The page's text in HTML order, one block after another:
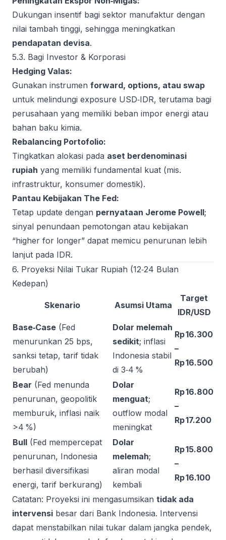
Dukungan insentif bagi sektor manufaktur dengan
nilai tambah tinggi, sehingga meningkatkan
pendapatan devisa.
5.3. Bagi Investor & Korporasi
Hedging Valas:
Gunakan instrumen forward, options, atau swap
untuk melindungi exposure USD‑IDR, terutama bagi
perusahaan yang memiliki beban impor energi atau
bahan baku kimia.
Rebalancing Portofolio:
Tingkatkan alokasi pada aset berdenominasi
rupiah yang memiliki fundamental kuat (mis.
infrastruktur, konsumer domestik).
Pantau Kebijakan The Fed:
Tetap update dengan pernyataan Jerome Powell;
sinyal penundaan pemotongan atau kebijakan
“higher for longer” dapat memicu penurunan lebih
lanjut pada IDR.
6. Proyeksi Nilai Tukar Rupiah (12‑24 Bulan
Kedepan)
Skenario Asumsi Utama
Target
IDR/USD
Base‑Case (Fed
menurunkan 25 bps,
sanksi tetap, tarif tidak
berubah)
Dolar melemah
sedikit; inflasi
Indonesia stabil
di 3‑4 %
Rp 16.300
–
Rp 16.500
Bear (Fed menunda
penurunan, geopolitik
memburuk, inflasi naik
>4 %)
Dolar
menguat;
outflow modal
meningkat
Rp 16.800
–
Rp 17.200
Bull (Fed mempercepat
penurunan, Indonesia
berhasil diversifikasi
energi, tarif berkurang)
Dolar
melemah;
aliran modal
kembali
Rp 15.800
–
Rp 16.100
Catatan: Proyeksi ini mengasumsikan tidak ada
intervensi besar dari Bank Indonesia. Intervensi
dapat menstabilkan nilai tukar dalam jangka pendek,